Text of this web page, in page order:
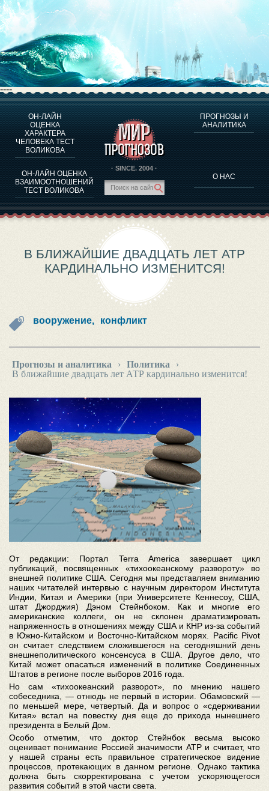
----
ОН-ЛАЙН
ОЦЕНКА
ХАРАКТЕРА
ЧЕЛОВЕКА ТЕСТ
ВОЛИКОВА
ОН-ЛАЙН ОЦЕНКА
ВЗАИМООТНОШЕНИЙ
ТЕСТ ВОЛИКОВА
· SINCE. 2004 ·
ПРОГНОЗЫ И
АНАЛИТИКА
О НАС
О ПРОГРАММЕ
ОЦЕНКА ХАРАКТЕРA ЧЕЛОВЕКА
ОЦЕНКА ХАРАКТЕРА ВЫДАЮЩИХСЯ ЛИЧНОСТЕЙ
О ПРОГРАММЕ
ТЕСТ НА СОВМЕСТИМОСТЬ ВОЛИКОВА
ПРОГНОЗЫ И АНАЛИТИКА
В БЛИЖАЙШИЕ ДВАДЦАТЬ ЛЕТ АТР
КАРДИНАЛЬНО ИЗМЕНИТСЯ!
вооружение, конфликт
Прогнозы и аналитика › Политика
›
В ближайшие двадцать лет АТР кардинально изменится!
От редакции: Портал Terra America завершает цикл
публикаций, посвященных «тихоокеанскому развороту» во
внешней политике США. Сегодня мы представляем вниманию
наших читателей интервью с научным директором Института
Индии, Китая и Америки (при Университете Кеннесоу, США,
штат Джорджия) Дэном Стейнбоком. Как и многие его
американские коллеги, он не склонен драматизировать
напряженность в отношениях между США и КНР из-за событий
в Южно-Китайском и Восточно-Китайском морях. Pacific Pivot
он считает следствием сложившегося на сегодняшний день
внешнеполитического консенсуса в США. Другое дело, что
Китай может опасаться изменений в политике Соединенных
Штатов в регионе после выборов 2016 года.
Но сам «тихоокеанский разворот», по мнению нашего
собеседника, ― отнюдь не первый в истории. Обамовский ―
по меньшей мере, четвертый. Да и вопрос о «сдерживании
Китая» встал на повестку дня еще до прихода нынешнего
президента в Белый Дом.
Особо отметим, что доктор Стейнбок весьма высоко
оценивает понимание Россией значимости АТР и считает, что
у нашей страны есть правильное стратегическое видение
процессов, протекающих в данном регионе. Однако тактика
должна быть скорректирована с учетом ускоряющегося
развития событий в этой части света.